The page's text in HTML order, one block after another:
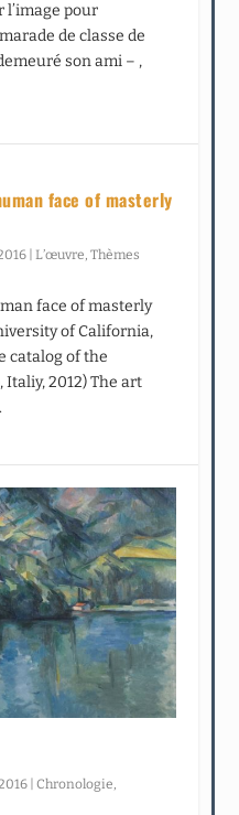
l’image pour
de classe de
son ami – ,
face of masterly
|L’œuvre,Thèmes
face of masterly
of California,
catalog of the
2012) The art
|Chronologie